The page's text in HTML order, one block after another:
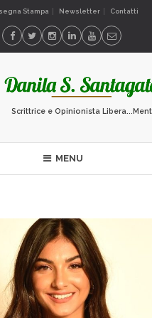
Stampa Newsletter Contatti
Scrittrice e Opinionista
MENU